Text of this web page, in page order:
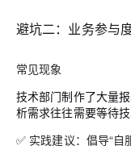
避坑二：业务参与
常见现象
技术部门制作了大量
析需求往往需要等待技
✅ 实践建议：倡导“自